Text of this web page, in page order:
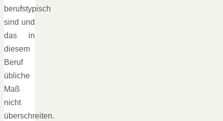
berufstypisch
sind und
das in
diesem
Beruf
übliche
Maß
nicht
überschreiten.